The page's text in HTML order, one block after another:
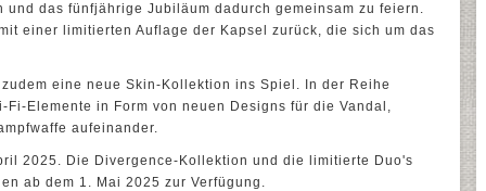
und das fünfjährige Jubiläum dadurch gemeinsam zu feiern.
einer limitierten Auflage der Kapsel zurück, die sich um das
eine neue Skin-Kollektion ins Spiel. In der Reihe
Elemente in Form von neuen Designs für die Vandal,
aufeinander.
2025. Die Divergence-Kollektion und die limitierte Duo's
ab dem 1. Mai 2025 zur Verfügung.